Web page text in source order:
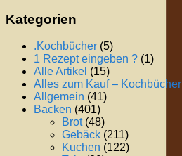
Kategorien
.Kochbücher (5)
1 Rezept eingeben ? (1)
Alle Artikel (15)
Alles zum Kauf – Kochbücher
Allgemein (41)
Backen (401)
Brot(48)
Gebäck (211)
Kuchen (122)